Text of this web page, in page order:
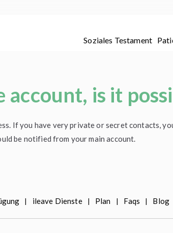
Soziales Testament
is it
If you have very private or secret contacts,
be notified from your main account.
| ileave Dienste | Plan | Faqs | Blog